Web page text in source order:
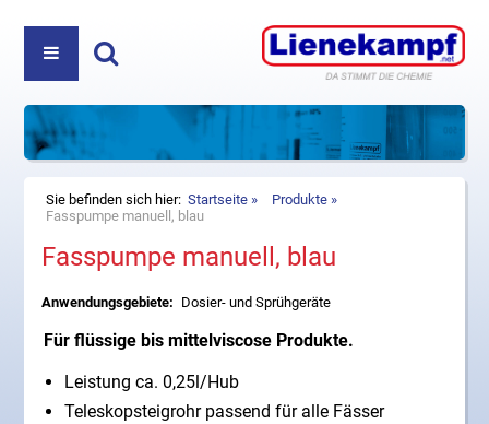
PRODUKTE
REINIGUNGS- UND PFLEGEMITTEL
KOSMETIK
ZUBEHÖR
HAUSHALT
ÜBER UNS
DIREKTVERKAUF
KONTAKT
Lienekampf GmbH & Co. KG
D-32107 Bad Salzuflen
Telefon+49 (5222) 980 35-0
E-Mailinfo@lienekampf.net
(5222) 980 35-0 info@lienekampf.net
Sie befinden sich hier:Startseite
Produkte
Fasspumpe manuell, blau
Fasspumpe manuell, blau
Anwendungsgebiete: Dosier- und Sprühgeräte
Für flüssige bis mittelviscose Produkte.
Leistung ca. 0,25l/Hub
Teleskopsteigrohr passend für alle Fässer